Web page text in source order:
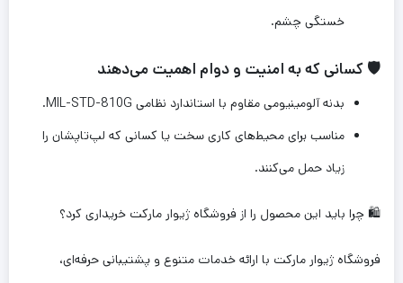
خستگی چشم.
🛡️ کسانی که به امنیت و دوام اهمیت می‌دهند
بدنه آلومینیومی مقاوم با استاندارد نظامی MIL-STD-810G.
مناسب برای محیط‌های کاری سخت یا کسانی که لپ‌تاپشان را
زیاد حمل می‌کنند.
🛍️ چرا باید این محصول را از فروشگاه ژیوار مارکت خریداری کرد؟
فروشگاه ژیوار مارکت با ارائه خدمات متنوع و پشتیبانی حرفه‌ای،